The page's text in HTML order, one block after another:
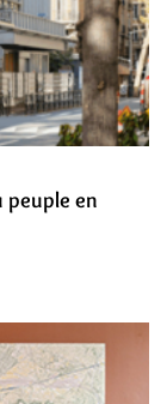
peuple en